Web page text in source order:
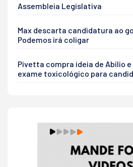
Assembleia Legislativa
Max descarta candidatura ao
Podemos irá coligar
Pivetta compra ideia de Abilio
exame toxicológico para